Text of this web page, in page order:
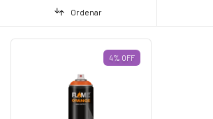
Ordenar
4% OFF